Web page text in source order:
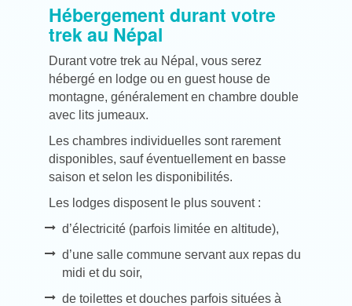
Hébergement durant votre
trek au Népal
Durant votre trek au Népal, vous serez
hébergé en lodge ou en guest house de
montagne, généralement en chambre double
avec lits jumeaux.
Les chambres individuelles sont rarement
disponibles, sauf éventuellement en basse
saison et selon les disponibilités.
Les lodges disposent le plus souvent :
d’électricité (parfois limitée en altitude),
d’une salle commune servant aux repas du
midi et du soir,
de toilettes et douches parfois situées à